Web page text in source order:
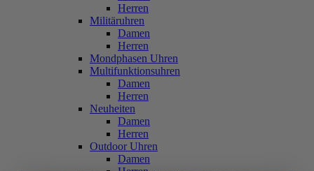
Herren
Militäruhren
Damen
Herren
Mondphasen Uhren
Multifunktionsuhren
Damen
Herren
Neuheiten
Damen
Herren
Outdoor Uhren
Damen